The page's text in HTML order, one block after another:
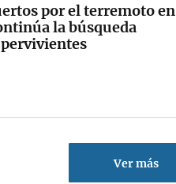
por el terremoto en
la búsqueda
Ver más